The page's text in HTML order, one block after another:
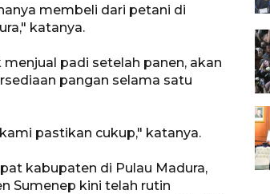
membeli dari petani di
katanya.
padi setelah panen, akan
pangan selama satu
pastikan cukup," katanya.
kabupaten di Pulau Madura,
Sumenep kini telah rutin